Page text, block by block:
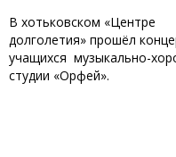
В хотьковском «Центре
долголетия» прошёл
учащихся музыкально-
студии «Орфей».